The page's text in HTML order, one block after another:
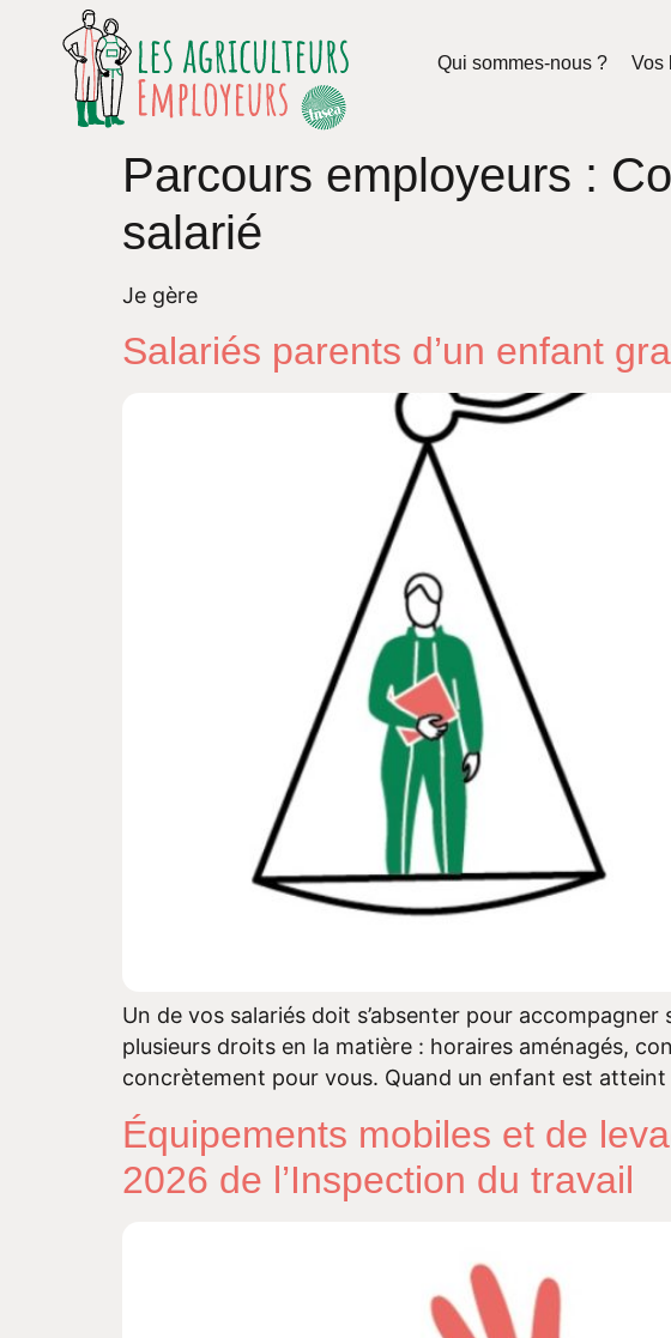
Qui sommes-nous ? Vos
Parcours employeurs :
salarié
Je gère
Salariés parents d’un enfant
Un de vos salariés doit s’absenter pour
plusieurs droits en la matière : horaires aménagés,
concrètement pour vous. Quand un enfant est atteint
Équipements mobiles et de
2026 de l’Inspection du travail